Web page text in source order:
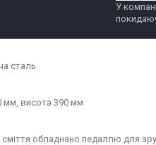
У
сталь
мм, висота 390 мм
обладнано педаллю для